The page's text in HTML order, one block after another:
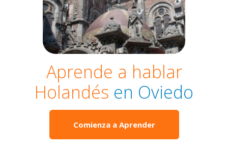
Aprende a hablar
Holandés en Oviedo
Comienza a Aprender